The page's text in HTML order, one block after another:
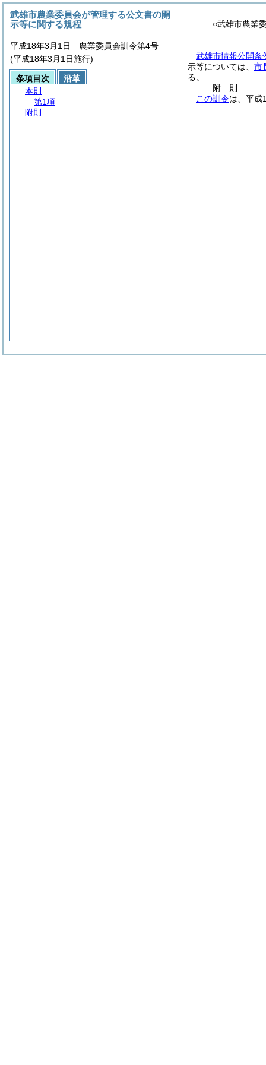
○武雄市農業
武雄市情報公開条
示等については、 市
る。
附 則
この訓令は、平成
武雄市農業委員会が管理する公文書の開
示等に関する規程
平成18年3月1日 農業委員会訓令第4号
(平成18年3月1日施行)
条項目次
沿革
本則
第1項
附則